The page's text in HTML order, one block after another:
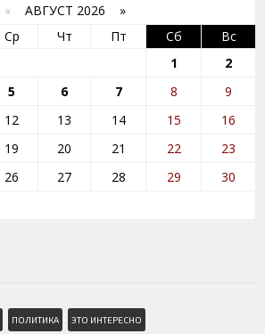
« АВГУСТ 2026 »
Ср Чт Пт Сб
Вс
1
2
5 6 7 8
9
12 13 14 15
16
19 20 21 22
23
26 27 28 29
30
ПОЛИТИКА ЭТО ИНТЕРЕСНО